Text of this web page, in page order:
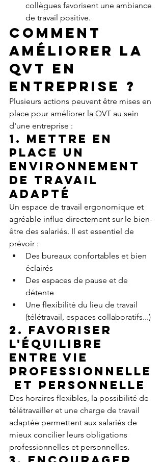
collègues favorisent une ambiance
de travail positive.
Comment
améliorer la
QVT en
entreprise ?
Plusieurs actions peuvent être mises en
place pour améliorer la QVT au sein
d'une entreprise :
1. Mettre en
place un
environnement
de travail
adapté
Un espace de travail ergonomique et
agréable influe directement sur le bien-
être des salariés. Il est essentiel de
prévoir :
Des bureaux confortables et bien
éclairés
Des espaces de pause et de
détente
Une flexibilité du lieu de travail
(télétravail, espaces collaboratifs...)
2. Favoriser
l'équilibre
entre vie
professionnelle
et personnelle
Des horaires flexibles, la possibilité de
télétravailler et une charge de travail
adaptée permettent aux salariés de
mieux concilier leurs obligations
professionnelles et personnelles.